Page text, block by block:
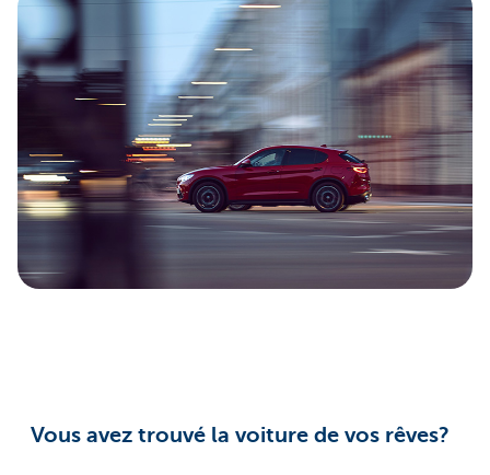
Vous avez trouvé la voiture de vos rêves?